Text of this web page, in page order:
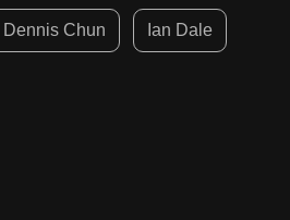
Dennis Chun Ian Dale